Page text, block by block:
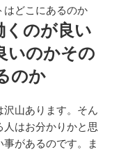
はどこにあるのか
くのが良い
いのかその
のか
山あります。そん
はお分かりかと思
があるのです。ま